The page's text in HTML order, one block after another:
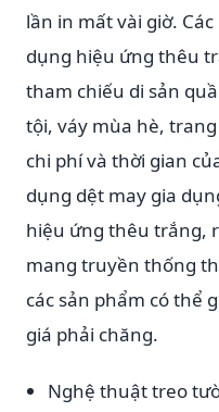
lần in mất vài giờ.
dụng hiệu ứng thêu
tham chiếu di sản
tội, váy mùa hè,
chi phí và thời gian
dụng dệt may gia
hiệu ứng thêu trắng,
mang truyền thống
các sản phẩm có thể
giá phải chăng.
Nghệ thuật treo